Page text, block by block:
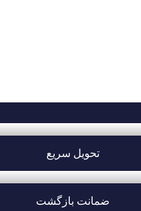
تحویل سریع
ضمانت بازگشت